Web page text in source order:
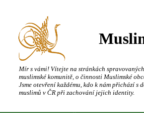
Mír s vámi! Vítejte na stránkách
muslimské komunitě, o činnosti Muslimské
Jsme otevření každému, kdo k nám přichází s
muslimů v ČR při zachování jejich identity.